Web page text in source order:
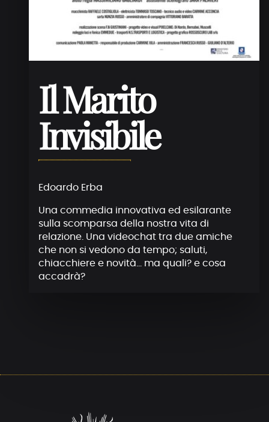
Il Marito
Invisibile
Edoardo Erba
Una commedia innovativa ed esilarante
sulla scomparsa della nostra vita di
relazione. Una videochat tra due amiche
che non si vedono da tempo; saluti,
chiacchiere e novità… ma quali? e cosa
accadrà?